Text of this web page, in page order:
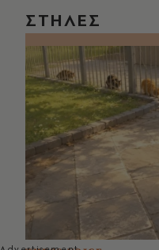
ΣΤΗΛΕΣ